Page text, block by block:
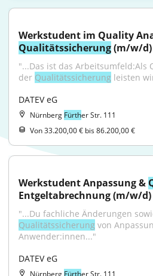
Qualitätssicherung (m/w/d)
"...Das ist das Arbeitsumfeld:Als
der Qualitätssicherung leisten
DATEV eG
Nürnberg Fürther Str. 111
Von 33.200,00 € bis 86.200,00 €
Werkstudent Anpassung &
Entgeltabrechnung (m/w/d)
Qualitätssicherung von
Anwender:innen..."
DATEV eG
Nürnberg Fürther Str. 111